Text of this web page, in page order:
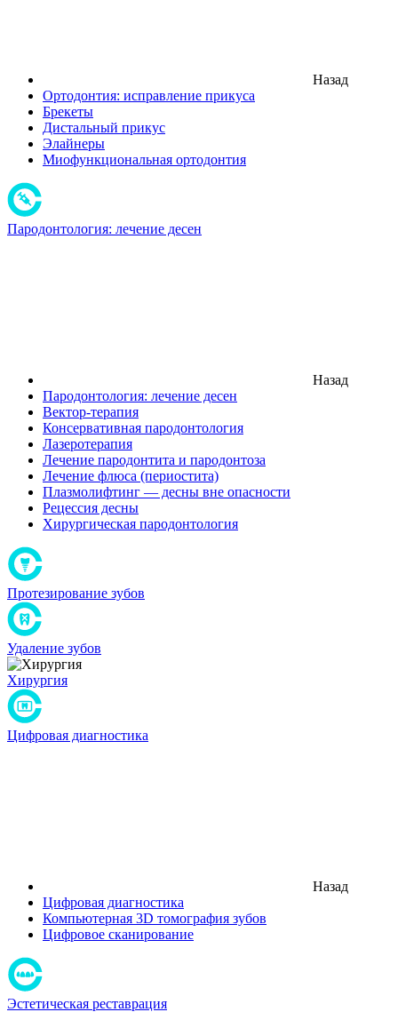
Назад
Ортодонтия: исправление прикуса
Брекеты
Дистальный прикус
Элайнеры
Миофункциональная ортодонтия
Пародонтология: лечение десен
Назад
Пародонтология: лечение десен
Вектор-терапия
Консервативная пародонтология
Лазеротерапия
Лечение пародонтита и пародонтоза
Лечение флюса (периостита)
Плазмолифтинг — десны вне опасности
Рецессия десны
Хирургическая пародонтология
Протезирование зубов
Удаление зубов
Хирургия
Цифровая диагностика
Назад
Цифровая диагностика
Компьютерная 3D томография зубов
Цифровое сканирование
Эстетическая реставрация